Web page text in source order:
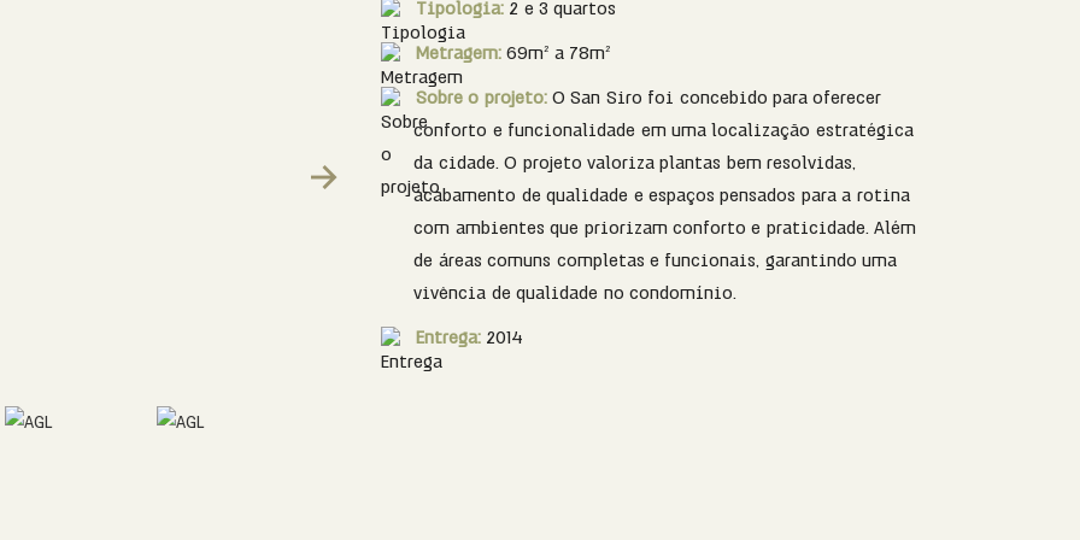
Next
Tipologia: 2 e 3 quartos
Metragem:69m² a 78m²
Sobre o projeto: O San Siro foi concebido para oferecer
conforto e funcionalidade em uma localização estratégica
da cidade. O projeto valoriza plantas bem resolvidas,
acabamento de qualidade e espaços pensados para a rotina
com ambientes que priorizam conforto e praticidade. Além
de áreas comuns completas e funcionais, garantindo uma
vivência de qualidade no condomínio.
Entrega: 2014